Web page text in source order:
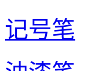
记号笔